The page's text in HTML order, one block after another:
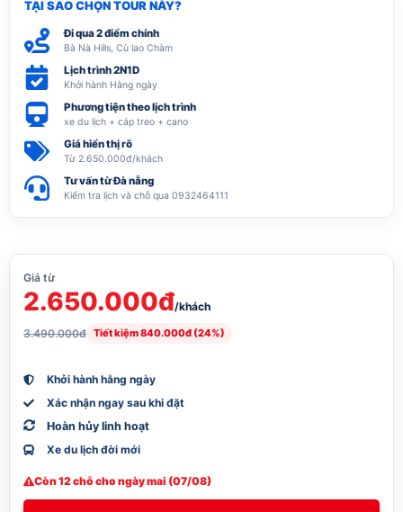
TẠI SAO CHỌN TOUR NÀY?
Đi qua 2 điểm chính
Bà Nà Hills, Cù lao Chàm
Lịch trình 2N1D
Khởi hành Hằng ngày
Phương tiện theo lịch trình
xe du lịch + cáp treo + cano
Giá hiển thị rõ
Từ 2.650.000đ/khách
Tư vấn từ Đà nẵng
Kiểm tra lịch và chỗ qua 0932464111
Giá từ
2.650.000đ/khách
3.490.000đ Tiết kiệm 840.000đ (24%)
Khởi hành hằng ngày
Xác nhận ngay sau khi đặt
Hoàn hủy linh hoạt
Xe du lịch đời mới
Còn 12 chỗ cho ngày mai (07/08)